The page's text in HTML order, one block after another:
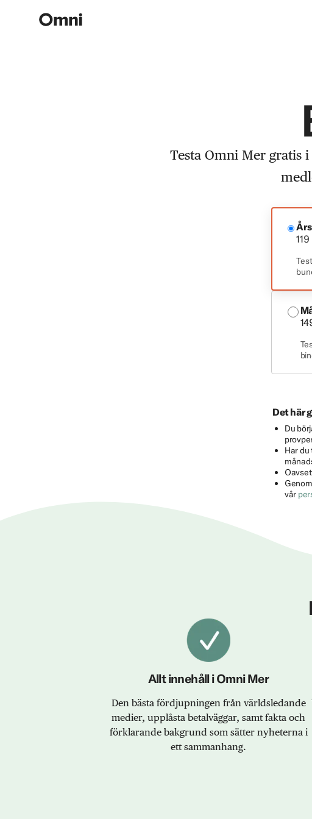
Testa Omni Mer gratis
Det här
Du
Har
vår
Allt innehåll i Omni Mer
Den bästa fördjupningen från världsledande
medier, upplåsta betalväggar, samt fakta och
förklarande bakgrund som sätter nyheterna i
ett sammanhang.